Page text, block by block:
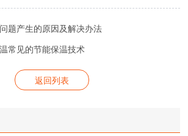
题产生的原因及解决办法
常见的节能保温技术
返回列表